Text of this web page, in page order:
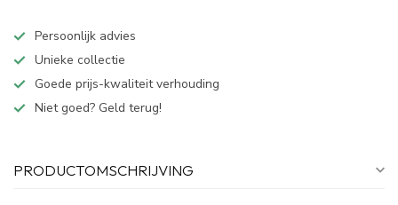
Persoonlijk advies
Unieke collectie
Goede prijs-kwaliteit verhouding
Niet goed? Geld terug!
PRODUCTOMSCHRIJVING